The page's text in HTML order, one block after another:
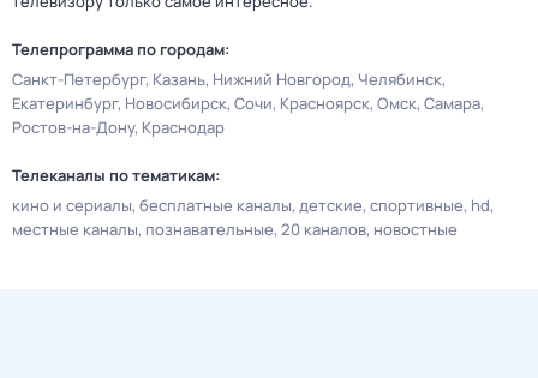
Телепрограмма по городам:
Санкт-Петербург Казань Нижний Новгород Челябинск
Екатеринбург Новосибирск Сочи Красноярск Омск Самара
Ростов-на-Дону Краснодар
Телеканалы по тематикам:
кино и сериалы бесплатные каналы детские спортивные hd
местные каналы познавательные 20 каналов новостные